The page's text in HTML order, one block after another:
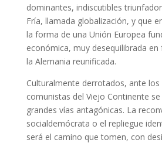
dominantes, indiscutibles
Fría, llamada globalización, y que
la forma de una Unión Europea
económica, muy desequilibrada
la Alemania reunificada.
Culturalmente derrotados, ante los
comunistas del Viejo Continente
grandes vías antagónicas. La
socialdemócrata o el repliegue
será el camino que tomen, con